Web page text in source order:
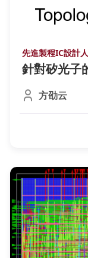
先進製程IC設計
針對矽光子
方劭云